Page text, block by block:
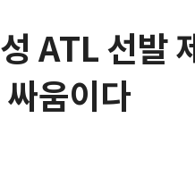
ATL 선
움이다